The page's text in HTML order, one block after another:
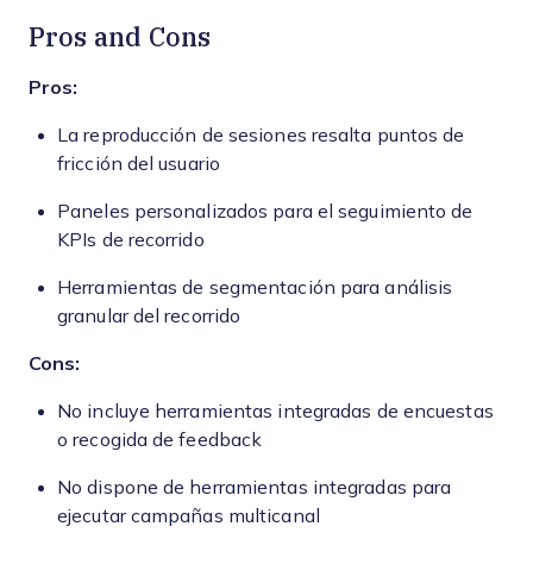
Pros and Cons
Pros:
La reproducción de sesiones resalta puntos de
fricción del usuario
Paneles personalizados para el seguimiento de
KPIs de recorrido
Herramientas de segmentación para análisis
granular del recorrido
Cons:
No incluye herramientas integradas de encuestas
o recogida de feedback
No dispone de herramientas integradas para
ejecutar campañas multicanal